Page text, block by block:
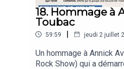
18. Hommage à
Toubac
59:59 | jeudi 2 juillet
Un hommage à Annick
Rock Show) qui a